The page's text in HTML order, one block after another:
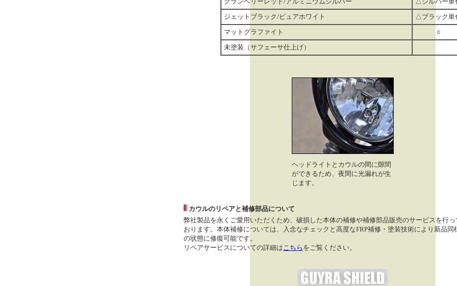
ジェットブラック/ピュアホワイト
△ブラック単
マットグラファイト
○
未塗装（サフェーサ仕上げ）
ヘッドライトとカウルの間に隙間
ができるため、夜間に光漏れが生
じます。
カウルのリペアと補修部品について
弊社製品を永くご愛用いただくため、破損した本体の補修や補修部品販売のサービスを行っ
おります。本体補修については、入念なチェックと高度なFRP補修・塗装技術により新品同
の状態に修復可能です。
リペアサービスについての詳細はこちら をご覧ください。